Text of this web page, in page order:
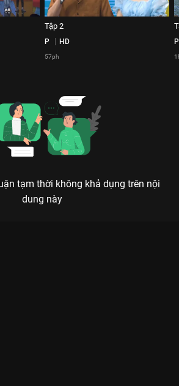
Tập 2
P HD
57ph
P
tạm thời không khả dụng trên nội
dung này